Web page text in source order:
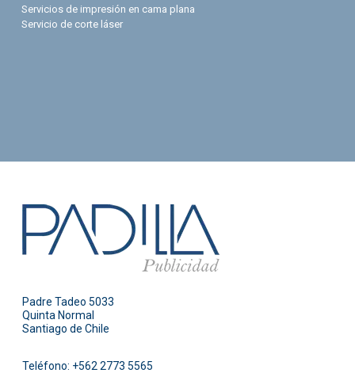
Servicios de impresión en cama plana
Servicio de corte láser
Padre Tadeo 5033
Quinta Normal
Santiago de Chile
Teléfono: +562 2773 5565